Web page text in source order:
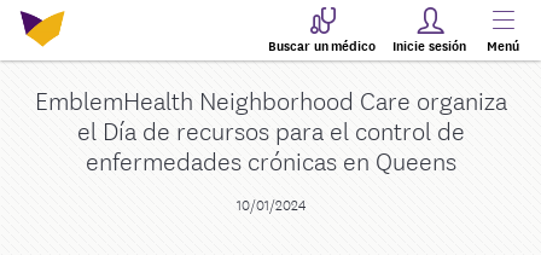
Buscar un médico Inicie sesión Menú
EmblemHealth Neighborhood Care organiza
el Día de recursos para el control de
enfermedades crónicas en Queens
10/01/2024